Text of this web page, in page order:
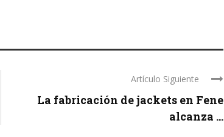
Artículo Siguiente
La fabricación de jackets en Fene
alcanza ...